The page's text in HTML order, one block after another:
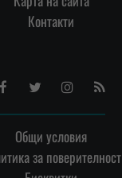
Контакти
TwitterInstagram
RSS
Общи условия
за поверителност